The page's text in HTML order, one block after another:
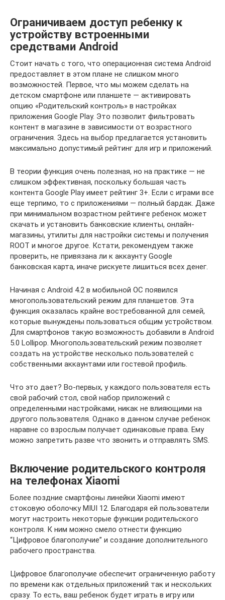
Ограничиваем доступ ребенку к
устройству встроенными
средствами Android
Стоит начать с того, что операционная система Android
предоставляет в этом плане не слишком много
возможностей. Первое, что мы можем сделать на
детском смартфоне или планшете — активировать
опцию «Родительский контроль» в настройках
приложения Google Play. Это позволит фильтровать
контент в магазине в зависимости от возрастного
ограничения. Здесь на выбор предлагается установить
максимально допустимый рейтинг для игр и приложений.
В теории функция очень полезная, но на практике — не
слишком эффективная, поскольку большая часть
контента Google Play имеет рейтинг 3+. Если с играми все
еще терпимо, то с приложениями — полный бардак. Даже
при минимальном возрастном рейтинге ребенок может
скачать и установить банковские клиенты, онлайн-
магазины, утилиты для настройки системы и получения
ROOT и многое другое. Кстати, рекомендуем также
проверить, не привязана ли к аккаунту Google
банковская карта, иначе рискуете лишиться всех денег.
Начиная с Android 4.2 в мобильной ОС появился
многопользовательский режим для планшетов. Эта
функция оказалась крайне востребованной для семей,
которые вынуждены пользоваться общим устройством.
Для смартфонов такую возможность добавили в Android
5.0 Lollipop. Многопользовательский режим позволяет
создать на устройстве несколько пользователей с
собственными аккаунтами или гостевой профиль.
Что это дает? Во-первых, у каждого пользователя есть
свой рабочий стол, свой набор приложений с
определенными настройками, никак не влияющими на
другого пользователя. Однако в данном случае ребенок
наравне со взрослым получает одинаковые права. Ему
можно запретить разве что звонить и отправлять SMS.
Включение родительского контроля
на телефонах Xiaomi
Более поздние смартфоны линейки Xiaomi имеют
стоковую оболочку MIUI 12. Благодаря ей пользователи
могут настроить некоторые функции родительского
контроля. К ним можно смело отнести функцию
“Цифровое благополучие” и создание дополнительного
рабочего пространства.
Цифровое благополучие обеспечит ограниченную работу
по времени как отдельных приложений так и нескольких
сразу. То есть, ваш ребенок будет играть в игру или